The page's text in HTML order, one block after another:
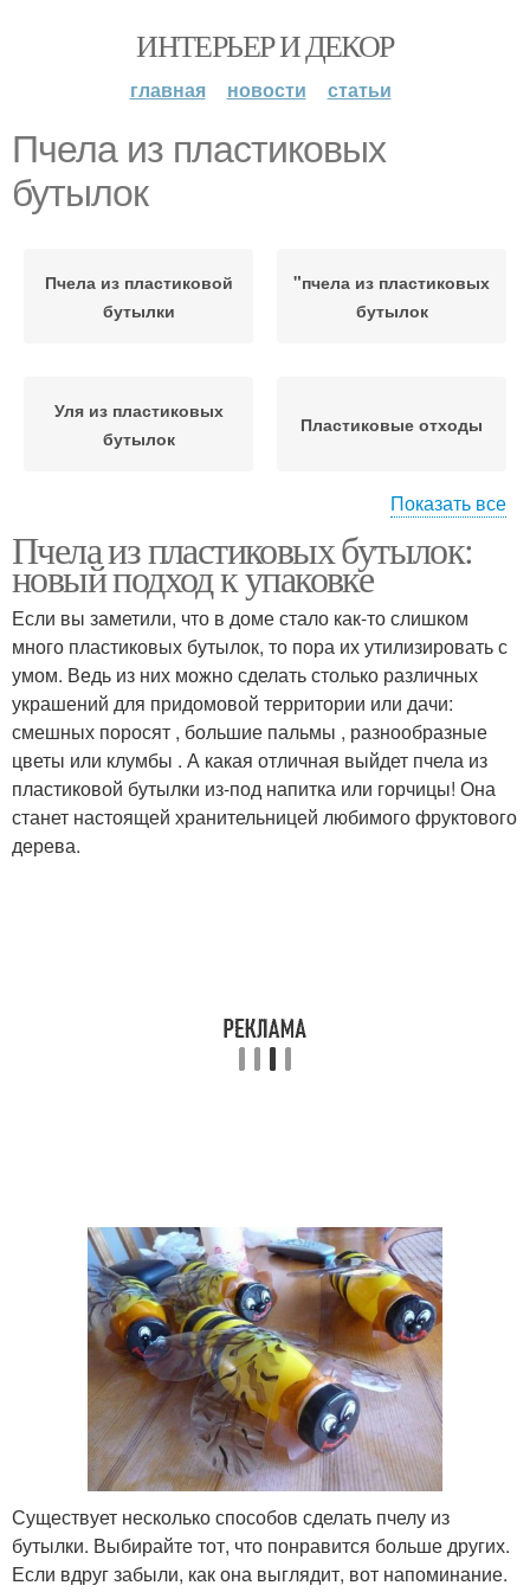
ИНТЕРЬЕР И ДЕКОР
главная новости статьи
Пчела из пластиковых
бутылок
Пчела из пластиковой
бутылки
"пчела из пластиковых
бутылок
Уля из пластиковых
бутылок
Пластиковые отходы
Уля из бутылки
Пчелки из пластиковых
бутылок
Руки из пластиковой
бутылки
Бутылки на
окружающую среду
Бутылки для упаковки
Бутылка для
изготовления
Пластиковая бутылка Бутылки в пчелу
Бутылка для создания Медоносные пчелы
Пчелка из пластиковой
Улья из пластиковых
Показать все
Пчела из пластиковых бутылок:
новый подход к упаковке
Если вы заметили, что в доме стало как-то слишком
много пластиковых бутылок, то пора их утилизировать с
умом. Ведь из них можно сделать столько различных
украшений для придомовой территории или дачи:
смешных поросят , большие пальмы , разнообразные
цветы или клумбы . А какая отличная выйдет пчела из
пластиковой бутылки из-под напитка или горчицы! Она
станет настоящей хранительницей любимого фруктового
дерева.
Существует несколько способов сделать пчелу из
бутылки. Выбирайте тот, что понравится больше других.
Если вдруг забыли, как она выглядит, вот напоминание.